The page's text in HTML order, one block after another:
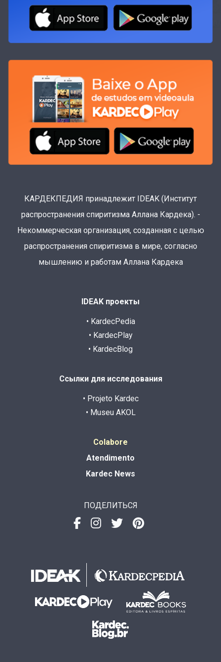
КАРДЕКПЕДИЯ принадлежит IDEAK (Институт
распространения спиритизма Аллана Кардека). -
Некоммерческая организация, созданная с целью
распространения спиритизма в мире, согласно
мышлению и работам Аллана Кардека
IDEAK проекты
• KardecPedia
• KardecPlay
• KardecBlog
Ссылки для исследования
• Projeto Kardec
• Museu AKOL
Colabore
Atendimento
Kardec News
ПОДЕЛИТЬСЯ